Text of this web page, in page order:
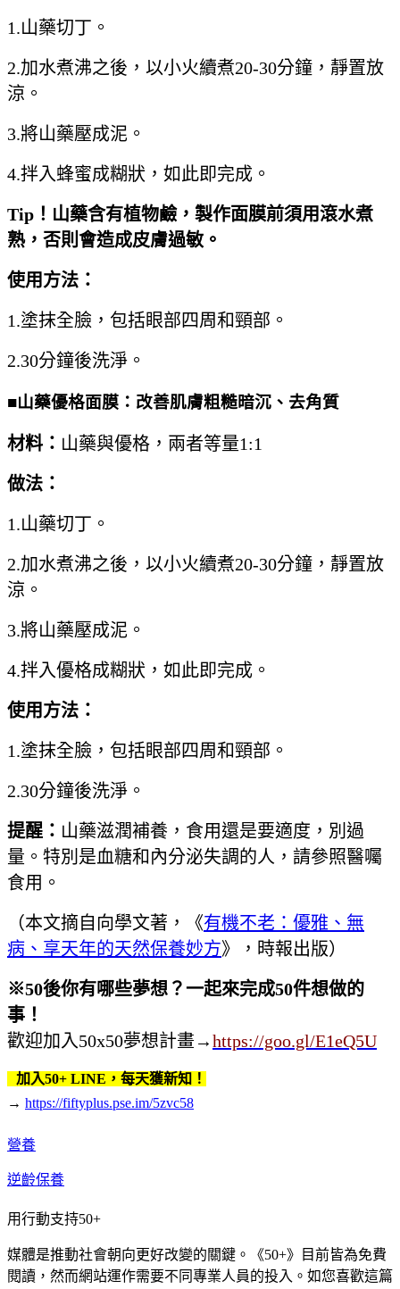
1.山藥切丁。
2.加水煮沸之後，以小火續煮20-30分鐘，靜置放
涼。
3.將山藥壓成泥。
4.拌入蜂蜜成糊狀，如此即完成。
Tip ！山藥含有植物鹼，製作面膜前須用滾水煮
熟，否則會造成皮膚過敏。
使用方法：
1.塗抹全臉，包括眼部四周和頸部。
2.30分鐘後洗淨。
■山藥優格面膜：改善肌膚粗糙暗沉、去角質
材料： 山藥與優格，兩者等量1:1
做法：
1.山藥切丁。
2.加水煮沸之後，以小火續煮20-30分鐘，靜置放
涼。
3.將山藥壓成泥。
4.拌入優格成糊狀，如此即完成。
使用方法：
1.塗抹全臉，包括眼部四周和頸部。
2.30分鐘後洗淨。
提醒： 山藥滋潤補養，食用還是要適度，別過
量。特別是血糖和內分泌失調的人，請參照醫囑
食用。
（本文摘自向學文著，《有機不老：優雅、無
病、享天年的天然保養妙方》，時報出版）
※50後你有哪些夢想？一起來完成50件想做的
事！
歡迎加入50x50夢想計畫 →https://goo.gl/E1eQ5U
加入50+ LINE，每天獲新知！
→ https://fiftyplus.pse.im/5zvc58
營養
逆齡保養
用行動支持50+
媒體是推動社會朝向更好改變的關鍵。《50+》目前皆為免費
閱讀，然而網站運作需要不同專業人員的投入。如您喜歡這篇